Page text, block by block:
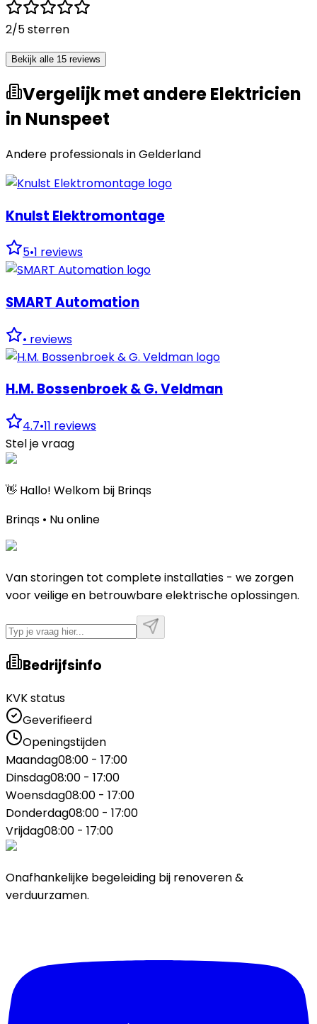
2/5 sterren
Bekijk alle 15 reviews
Vergelijk met andere Elektricien
in Nunspeet
Andere professionals inGelderland
Knulst Elektromontage
5•1 reviews
SMART Automation
• reviews
H.M. Bossenbroek & G. Veldman
4.7•11 reviews
Stel je vraag
👋 Hallo! Welkom bij Brinqs
Brinqs • Nu online
Van storingen tot complete installaties - we zorgen
voor veilige en betrouwbare elektrische oplossingen.
Bedrijfsinfo
KVK status
Geverifieerd
Openingstijden
Maandag08:00 - 17:00
Dinsdag08:00 - 17:00
Woensdag08:00 - 17:00
Donderdag08:00 - 17:00
Vrijdag08:00 - 17:00
Onafhankelijke begeleiding bij renoveren &
verduurzamen.